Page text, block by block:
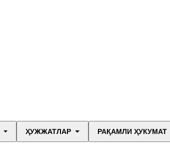
ҲУЖЖАТЛАР РАҚАМЛИ ҲУКУМАТ